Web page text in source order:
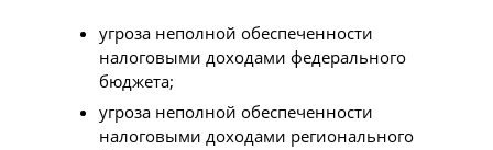
угроза неполной обеспеченности
налоговыми доходами федерального
бюджета;
угроза неполной обеспеченности
налоговыми доходами регионального